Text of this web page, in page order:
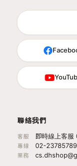
聯絡我們
客服 即時線上客
專線 02-23785789
業務